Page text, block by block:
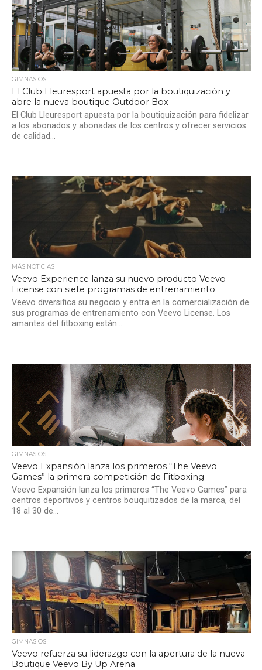
GIMNASIOS
El Club Lleuresport apuesta por la boutiquización y
abre la nueva boutique Outdoor Box
El Club Lleuresport apuesta por la boutiquización para fidelizar
a los abonados y abonadas de los centros y ofrecer servicios
de calidad...
MÁS NOTICIAS
Veevo Experience lanza su nuevo producto Veevo
License con siete programas de entrenamiento
Veevo diversifica su negocio y entra en la comercialización de
sus programas de entrenamiento con Veevo License. Los
amantes del fitboxing están...
GIMNASIOS
Veevo Expansión lanza los primeros “The Veevo
Games” la primera competición de Fitboxing
Veevo Expansión lanza los primeros “The Veevo Games” para
centros deportivos y centros bouquitizados de la marca, del
18 al 30 de...
GIMNASIOS
Veevo refuerza su liderazgo con la apertura de la nueva
Boutique Veevo By Up Arena